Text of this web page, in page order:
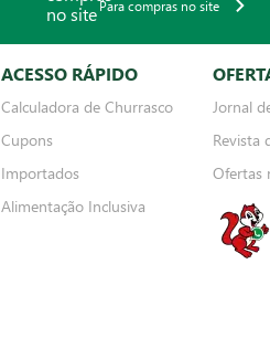
Para compras no site
ACESSO RÁPIDO
Calculadora de Churrasco
Cupons
Importados
Alimentação Inclusiva
Jornal
Revista
Ofertas